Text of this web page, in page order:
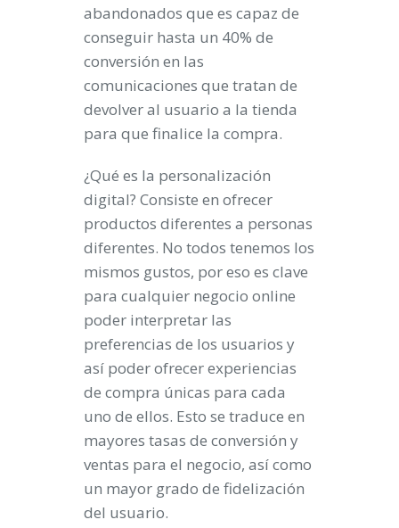
abandonados que es capaz de
conseguir hasta un 40% de
conversión en las
comunicaciones que tratan de
devolver al usuario a la tienda
para que finalice la compra.
¿Qué es la personalización
digital? Consiste en ofrecer
productos diferentes a personas
diferentes. No todos tenemos los
mismos gustos, por eso es clave
para cualquier negocio online
poder interpretar las
preferencias de los usuarios y
así poder ofrecer experiencias
de compra únicas para cada
uno de ellos. Esto se traduce en
mayores tasas de conversión y
ventas para el negocio, así como
un mayor grado de fidelización
del usuario.